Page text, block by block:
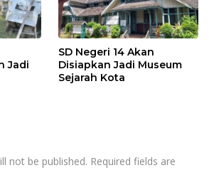
Jadi
SD Negeri 14 Akan
Disiapkan Jadi Museum
Sejarah Kota
not be published. Required fields are